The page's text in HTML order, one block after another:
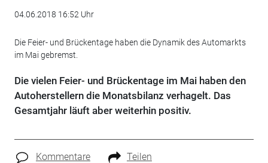
04.06.2018 16:52 Uhr
Die Feier- und Brückentage haben die Dynamik des Automarkts
im Mai gebremst.
Die vielen Feier- und Brückentage im Mai haben den
Autoherstellern die Monatsbilanz verhagelt. Das
Gesamtjahr läuft aber weiterhin positiv.
Kommentare Teilen